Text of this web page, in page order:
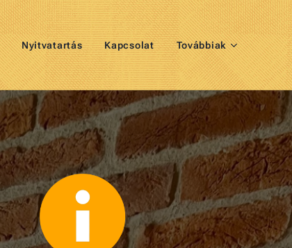
Nyitvatartás Kapcsolat Továbbiak